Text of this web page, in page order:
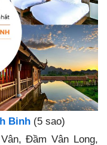
Binh (5 sao)
Đầm Vân Long,